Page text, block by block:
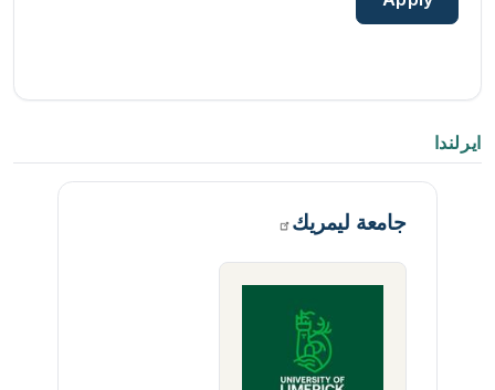
ايرلندا
جامعة ليمريك